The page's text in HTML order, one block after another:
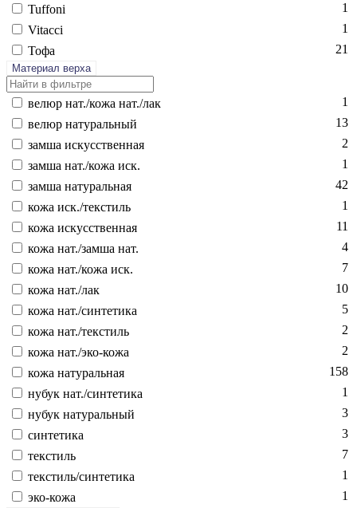
Tuf­fo­ni
1
Vi­tac­ci
1
То­фа
21
Материал верха
ве­люр нат./ко­жа нат./лак
1
ве­люр на­тураль­ный
13
зам­ша ис­кусс­твен­ная
2
зам­ша нат./ко­жа иск.
1
зам­ша на­тураль­ная
42
ко­жа иск./текс­тиль
1
ко­жа ис­кусс­твен­ная
11
ко­жа нат./зам­ша нат.
4
ко­жа нат./ко­жа иск.
7
ко­жа нат./лак
10
ко­жа нат./син­те­тика
5
ко­жа нат./текс­тиль
2
ко­жа нат./эко-ко­жа
2
ко­жа на­тураль­ная
158
ну­бук нат./син­те­тика
1
ну­бук на­тураль­ный
3
син­те­тика
3
текс­тиль
7
текс­тиль/син­те­тика
1
эко-ко­жа
1